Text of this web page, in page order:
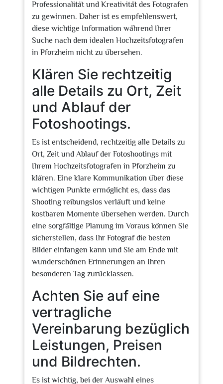
Professionalität und Kreativität des Fotografen
zu gewinnen. Daher ist es empfehlenswert,
diese wichtige Information während Ihrer
Suche nach dem idealen Hochzeitsfotografen
in Pforzheim nicht zu übersehen.
Klären Sie rechtzeitig
alle Details zu Ort, Zeit
und Ablauf der
Fotoshootings.
Es ist entscheidend, rechtzeitig alle Details zu
Ort, Zeit und Ablauf der Fotoshootings mit
Ihrem Hochzeitsfotografen in Pforzheim zu
klären. Eine klare Kommunikation über diese
wichtigen Punkte ermöglicht es, dass das
Shooting reibungslos verläuft und keine
kostbaren Momente übersehen werden. Durch
eine sorgfältige Planung im Voraus können Sie
sicherstellen, dass Ihr Fotograf die besten
Bilder einfangen kann und Sie am Ende mit
wunderschönen Erinnerungen an Ihren
besonderen Tag zurücklassen.
Achten Sie auf eine
vertragliche
Vereinbarung bezüglich
Leistungen, Preisen
und Bildrechten.
Es ist wichtig, bei der Auswahl eines